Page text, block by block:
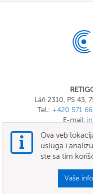
Láň 2310, PS 43,
Tel.: +420 571
E-mail:
Ova veb
usluga i
ste sa tim
Vaše